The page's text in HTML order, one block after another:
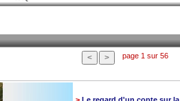
page 1 sur 56